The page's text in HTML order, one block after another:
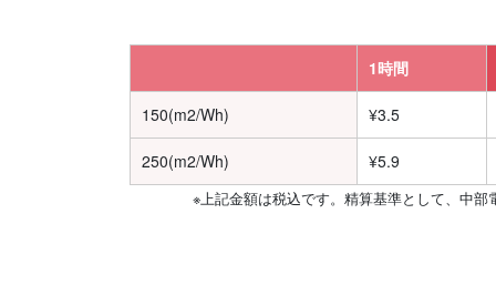
1時間
150(m2/Wh) ¥3.5
250(m2/Wh) ¥5.9
※上記金額は税込です。精算基準として、中